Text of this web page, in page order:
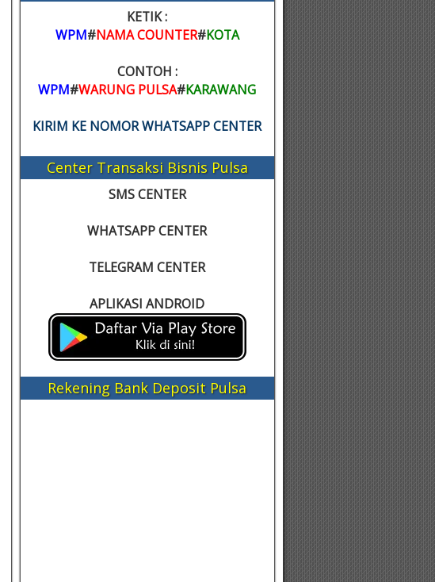
KETIK :
WPM#NAMA COUNTER#KOTA
CONTOH :
WPM#WARUNG PULSA#KARAWANG
KIRIM KE NOMOR WHATSAPP CENTER
Center Transaksi Bisnis Pulsa
SMS CENTER
WHATSAPP CENTER
TELEGRAM CENTER
APLIKASI ANDROID
Rekening Bank Deposit Pulsa